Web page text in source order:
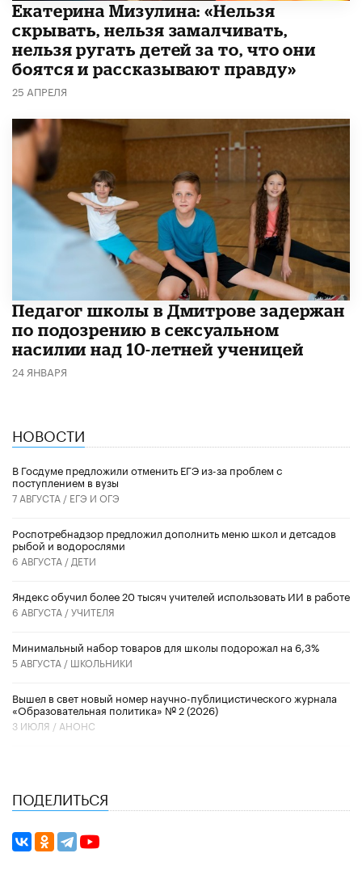
Екатерина Мизулина: «Нельзя
скрывать, нельзя замалчивать,
нельзя ругать детей за то, что они
боятся и рассказывают правду»
25 АПРЕЛЯ
Педагог школы в Дмитрове задержан
по подозрению в сексуальном
насилии над 10-летней ученицей
24 ЯНВАРЯ
НОВОСТИ
В Госдуме предложили отменить ЕГЭ из-за проблем с
поступлением в вузы
7 АВГУСТА / ЕГЭ И ОГЭ
Роспотребнадзор предложил дополнить меню школ и детсадов
рыбой и водорослями
6 АВГУСТА / ДЕТИ
​Яндекс обучил более 20 тысяч учителей использовать ИИ в работе
6 АВГУСТА /УЧИТЕЛЯ
Минимальный набор товаров для школы подорожал на 6,3%
5 АВГУСТА / ШКОЛЬНИКИ
Вышел в свет новый номер научно-публицистического журнала
«Образовательная политика» № 2 (2026)
3 ИЮЛЯ / АНОНС
ПОДЕЛИТЬСЯ